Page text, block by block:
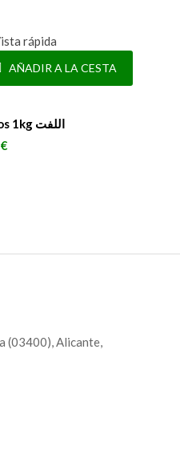
rápida
AÑADIR A LA CESTA
Nabos 1kg اللفت
(03400), Alicante,